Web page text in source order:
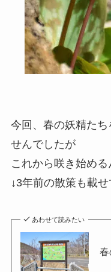
今回、春の妖精た
せんでしたが
これから咲き始め
↓3年前の散策も載
あわせて読みたい